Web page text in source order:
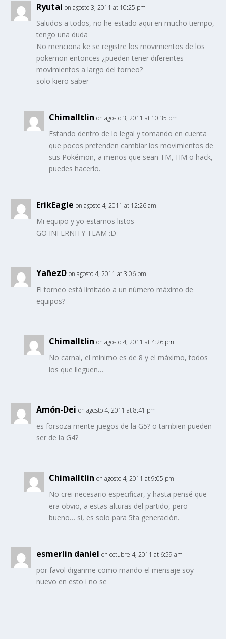
Ryutai on agosto 3, 2011 at 10:25 pm
Saludos a todos, no he estado aqui en mucho tiempo,
tengo una duda
No menciona ke se registre los movimientos de los
pokemon entonces ¿pueden tener diferentes
movimientos a largo del torneo?
solo kiero saber
Chimalltlin on agosto 3, 2011 at 10:35 pm
Estando dentro de lo legal y tomando en cuenta
que pocos pretenden cambiar los movimientos de
sus Pokémon, a menos que sean TM, HM o hack,
puedes hacerlo.
ErikEagle on agosto 4, 2011 at 12:26 am
Mi equipo y yo estamos listos
GO INFERNITY TEAM :D
YañezD on agosto 4, 2011 at 3:06 pm
El torneo está limitado a un número máximo de
equipos?
Chimalltlin on agosto 4, 2011 at 4:26 pm
No carnal, el mínimo es de 8 y el máximo, todos
los que lleguen…
Amón-Dei on agosto 4, 2011 at 8:41 pm
es forsoza mente juegos de la G5? o tambien pueden
ser de la G4?
Chimalltlin on agosto 4, 2011 at 9:05 pm
No crei necesario especificar, y hasta pensé que
era obvio, a estas alturas del partido, pero
bueno… si, es solo para 5ta generación.
esmerlin daniel on octubre 4, 2011 at 6:59 am
por favol diganme como mando el mensaje soy
nuevo en esto i no se